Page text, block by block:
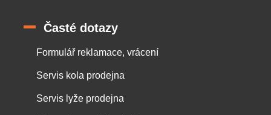
Časté dotazy
Formulář reklamace, vrácení
Servis kola prodejna
Servis lyže prodejna